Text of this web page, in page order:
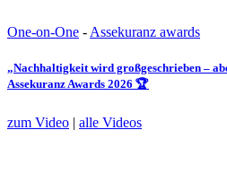
One-on-One -Assekuranz awards
„Nachhaltigkeit wird großgeschrieben –
Assekuranz Awards 2026 🏆
zum Video | alle Videos